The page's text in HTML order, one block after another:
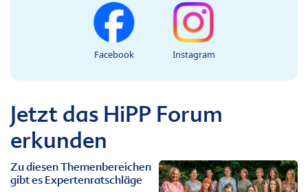
Facebook Instagram
Jetzt das HiPP Forum
erkunden
Zu diesen Themenbereichen
gibt es Expertenratschläge